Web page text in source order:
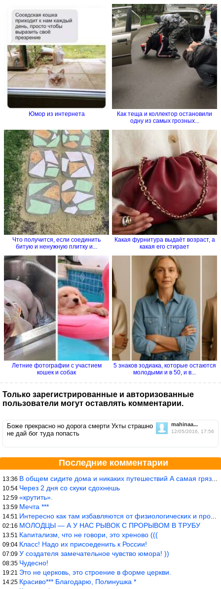
Юмор из интернета
Как теща и коллектор остановили
одну из самых грозных...
Что получится, если соединить
битую и ненужную плитку и...
Какая фурнитура выдаёт возраст, а
какая его стирает
Летние фотографии с участием
кошек и собак
5 знаков зодиака, которые остаются
молодыми и в 50, и в...
Только зарегистрированные и авторизованные
пользователи могут оставлять комментарии.
mahinaa...
12/05/2016, 17:56
Боже прекрасно но дорога смерти Ухты страшно
не дай бог туда попасть
Последние комментарии
13:36 В общем сидите дома и никаких путешествий А самая грязная в от
10:54 Через 2 дня со скуки сдохнешь
12:59 «крутить».
13:59 Мечта ***
14:51 Интересно как там избавляются от физиологических и прочих отходо
02:16 МОЛОДЦЫ — А У НАС РЫВОК С ПРОРЫВОМ В ТРУБУ
13:51 Капитализм, что не говори, это хреново (((
09:04 Класс! Надо их присоеденить к России!
07:09 У создателя замечательное чувство юмора! ))
08:35 Чудесно!
19:21 Это не церковь, это строение в форме церкви.
14:25 Красиво*** Благодарю, Полинушка *